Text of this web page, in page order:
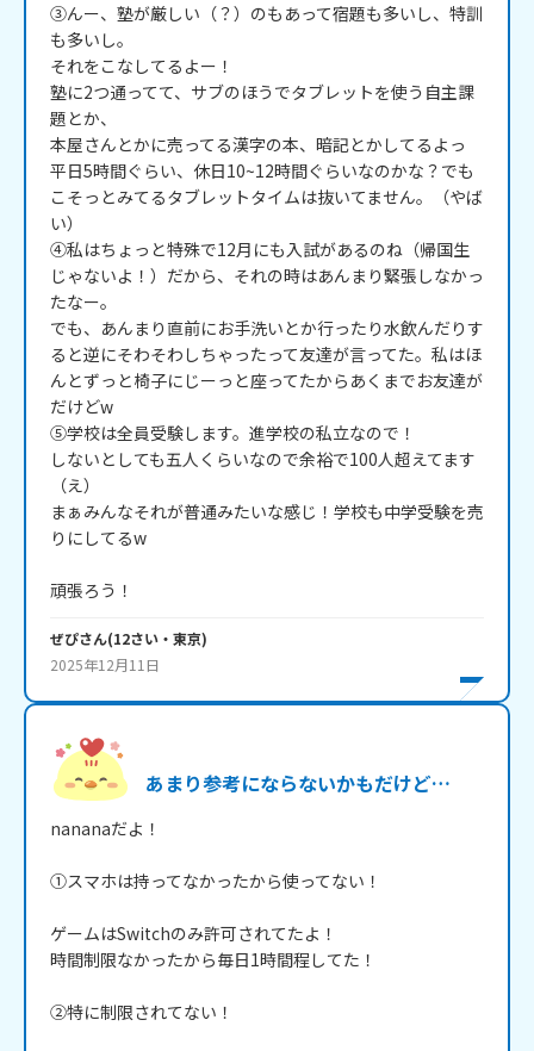
③んー、塾が厳しい（？）のもあって宿題も多いし、特訓
も多いし。
それをこなしてるよー！
塾に2つ通ってて、サブのほうでタブレットを使う自主課
題とか、
本屋さんとかに売ってる漢字の本、暗記とかしてるよっ
平日5時間ぐらい、休日10~12時間ぐらいなのかな？でも
こそっとみてるタブレットタイムは抜いてません。（やば
い）
④私はちょっと特殊で12月にも入試があるのね（帰国生
じゃないよ！）だから、それの時はあんまり緊張しなかっ
たなー。
でも、あんまり直前にお手洗いとか行ったり水飲んだりす
ると逆にそわそわしちゃったって友達が言ってた。私はほ
んとずっと椅子にじーっと座ってたからあくまでお友達が
だけどw
⑤学校は全員受験します。進学校の私立なので！
しないとしても五人くらいなので余裕で100人超えてます
（え）
まぁみんなそれが普通みたいな感じ！学校も中学受験を売
りにしてるw
頑張ろう！
ぜぴさん(12さい・ 東京)
2025年12月11日
あまり参考にならないかもだけど…
nananaだよ！
①スマホは持ってなかったから使ってない！
ゲームはSwitchのみ許可されてたよ！
時間制限なかったから毎日1時間程してた！
②特に制限されてない！